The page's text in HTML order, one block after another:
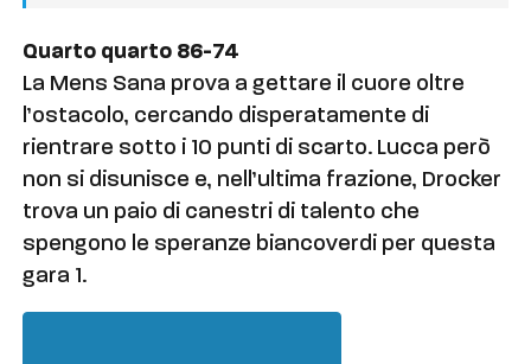
Quarto quarto 86-74
La Mens Sana prova a gettare il cuore oltre
l’ostacolo, cercando disperatamente di
rientrare sotto i 10 punti di scarto. Lucca però
non si disunisce e, nell’ultima frazione, Drocker
trova un paio di canestri di talento che
spengono le speranze biancoverdi per questa
gara 1.